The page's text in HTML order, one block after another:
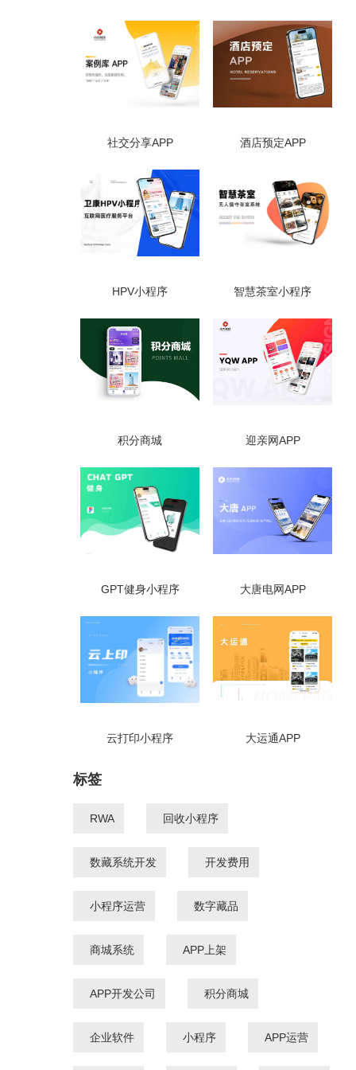
社交分享APP 酒店预定APP
HPV小程序 智慧茶室小程序
积分商城 迎亲网APP
GPT健身小程序 大唐电网APP
云打印小程序 大运通APP
标签
RWA 回收小程序
数藏系统开发 开发费用
小程序运营 数字藏品
商城系统 APP上架
APP开发公司 积分商城
企业软件 小程序 APP运营